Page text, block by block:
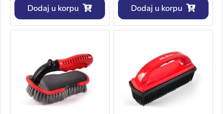
Dodaj u korpu Dodaj u korpu